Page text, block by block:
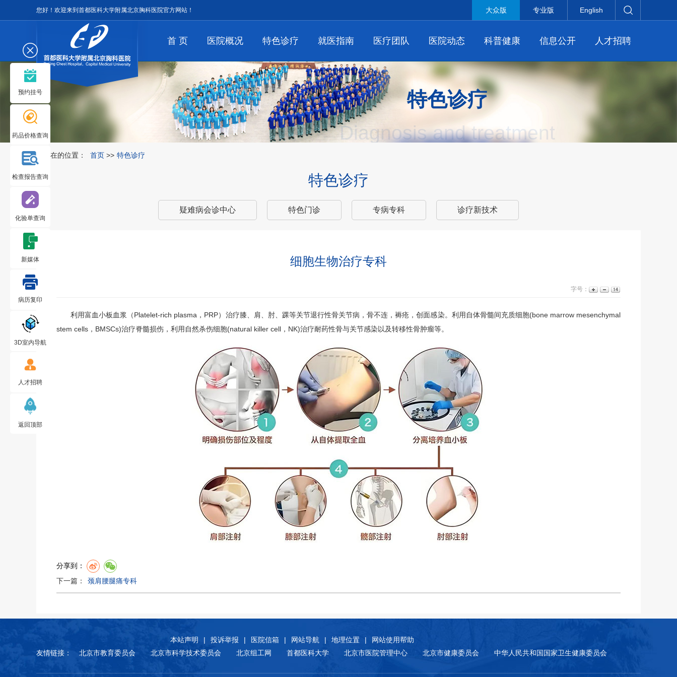
您好！欢迎来到首都医科大学附属北京胸科医院官方网站！ 大众版 专业版 English
首 页 医院概况 特色诊疗 就医指南 医疗团队 医院动态 科普健康 信息公开 人才招聘
特色诊疗
Diagnosis and treatment
您所在的位置： 首页 >> 特色诊疗
特色诊疗
疑难病会诊中心 特色门诊 专病专科 诊疗新技术
细胞生物治疗专科
字号：
利用富血小板血浆（Platelet-rich plasma，PRP）治疗膝、肩、肘、踝等关节退行性骨关节病，骨不连，褥疮，创面感染。利用自体骨髓间充质细胞(bone marrow mesenchymal
stem cells，BMSCs)治疗脊髓损伤，利用自然杀伤细胞(natural killer cell，NK)治疗耐药性骨与关节感染以及转移性骨肿瘤等。
分享到：
下一篇： 颈肩腰腿痛专科
本站声明 | 投诉举报 | 医院信箱 | 网站导航 | 地理位置 |
网站使用帮助
友情链接：
北京市教育委员会 北京市科学技术委员会 北京组工网 首都医科大学 北京市医院管理中心 北京市健康委员会 中华人民共和国国家卫生健康委员会
预约挂号
药品价格查询
检查报告查询
化验单查询
新媒体
病历复印
3D室内导航
人才招聘
返回顶部